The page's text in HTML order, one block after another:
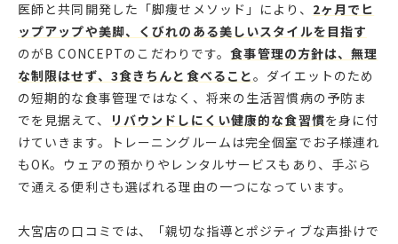
医師と共同開発した「脚痩せメソッド」により、 2ヶ月でヒ
ップアップや美脚、くびれのある美しいスタイルを目指す
のがB CONCEPTのこだわりです。食事管理の方針は、無理
な制限はせず、3食きちんと食べること。ダイエットのため
の短期的な食事管理ではなく、将来の生活習慣病の予防ま
でを見据えて、
リバウンドしにくい健康的な食習慣を身に付
けていきます。トレーニングルームは完全個室でお子様連れ
もOK。ウェアの預かりやレンタルサービスもあり、手ぶら
で通える便利さも選ばれる理由の一つになっています。
大宮店の口コミでは、「親切な指導とポジティブな声掛けで